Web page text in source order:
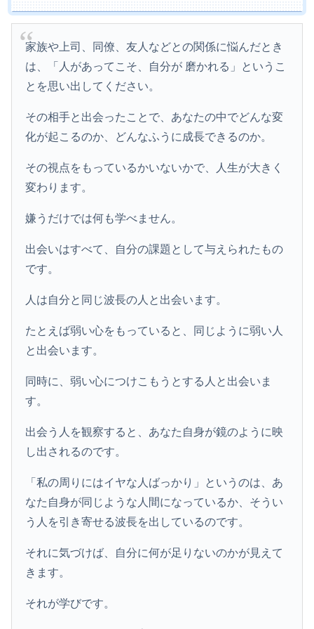
家族や上司、同僚、友人などとの関係に悩んだとき
は、「人があってこそ、自分が 磨かれる」というこ
とを思い出してください。
その相手と出会ったことで、あなたの中でどんな変
化が起こるのか、どんなふうに成長できるのか。
その視点をもっているかいないかで、人生が大きく
変わります。
嫌うだけでは何も学べません。
出会いはすべて、自分の課題として与えられたもの
です。
人は自分と同じ波長の人と出会います。
たとえば弱い心をもっていると、同じように弱い人
と出会います。
同時に、弱い心につけこもうとする人と出会いま
す。
出会う人を観察すると、あなた自身が鏡のように映
し出されるのです。
「私の周りにはイヤな人ばっかり」というのは、あ
なた自身が同じような人間になっているか、そうい
う人を引き寄せる波長を出しているのです。
それに気づけば、自分に何が足りないのかが見えて
きます。
それが学びです。